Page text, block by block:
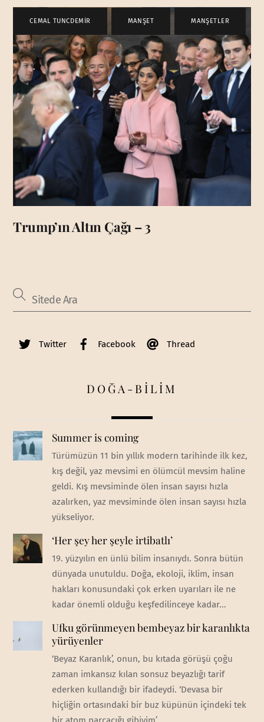
CEMAL TUNCDEMİR MANŞET MANŞETLER
Trump’ın Altın Çağı – 3
Twitter Facebook Thread
DOĞA-BİLİM
Summer is coming
Türümüzün 11 bin yıllık modern tarihinde ilk kez,
kış değil, yaz mevsimi en ölümcül mevsim haline
geldi. Kış mevsiminde ölen insan sayısı hızla
azalırken, yaz mevsiminde ölen insan sayısı hızla
yükseliyor.
‘Her şey her şeyle irtibatlı’
19. yüzyılın en ünlü bilim insanıydı. Sonra bütün
dünyada unutuldu. Doğa, ekoloji, iklim, insan
hakları konusundaki çok erken uyarıları ile ne
kadar önemli olduğu keşfedilinceye kadar...
Ufku görünmeyen bembeyaz bir karanlıkta
yürüyenler
‘Beyaz Karanlık’, onun, bu kıtada görüşü çoğu
zaman imkansız kılan sonsuz beyazlığı tarif
ederken kullandığı bir ifadeydi. ‘Devasa bir
hiçliğin ortasındaki bir buz küpünün içindeki tek